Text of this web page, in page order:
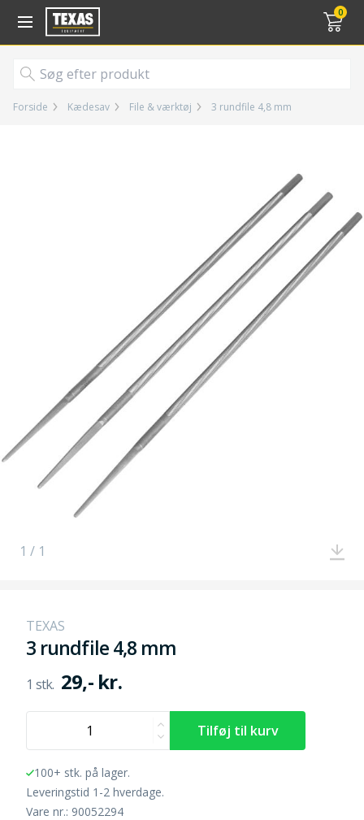
0
Gå til kurv (
Forside Kædesav File & værktøj 3 rundfile 4,8 mm
1 / 1
TEXAS
3 rundfile 4,8 mm
29,- kr.
100+ stk. på lager.
Leveringstid 1-2 hverdage.
Vare nr.: 90052294